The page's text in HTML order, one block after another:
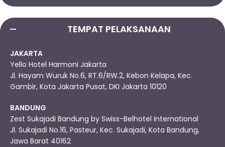
TEMPAT PELAKSANAAN
JAKARTA
Yello Hotel Harmoni Jakarta
Jl. Hayam Wuruk No.6, RT.6/RW.2, Kebon Kelapa, Kec.
Gambir, Kota Jakarta Pusat, DKI Jakarta 10120
BANDUNG
Zest Sukajadi Bandung by Swiss-Belhotel International
Jl. Sukajadi No.16, Pasteur, Kec. Sukajadi, Kota Bandung,
Jawa Barat 40162